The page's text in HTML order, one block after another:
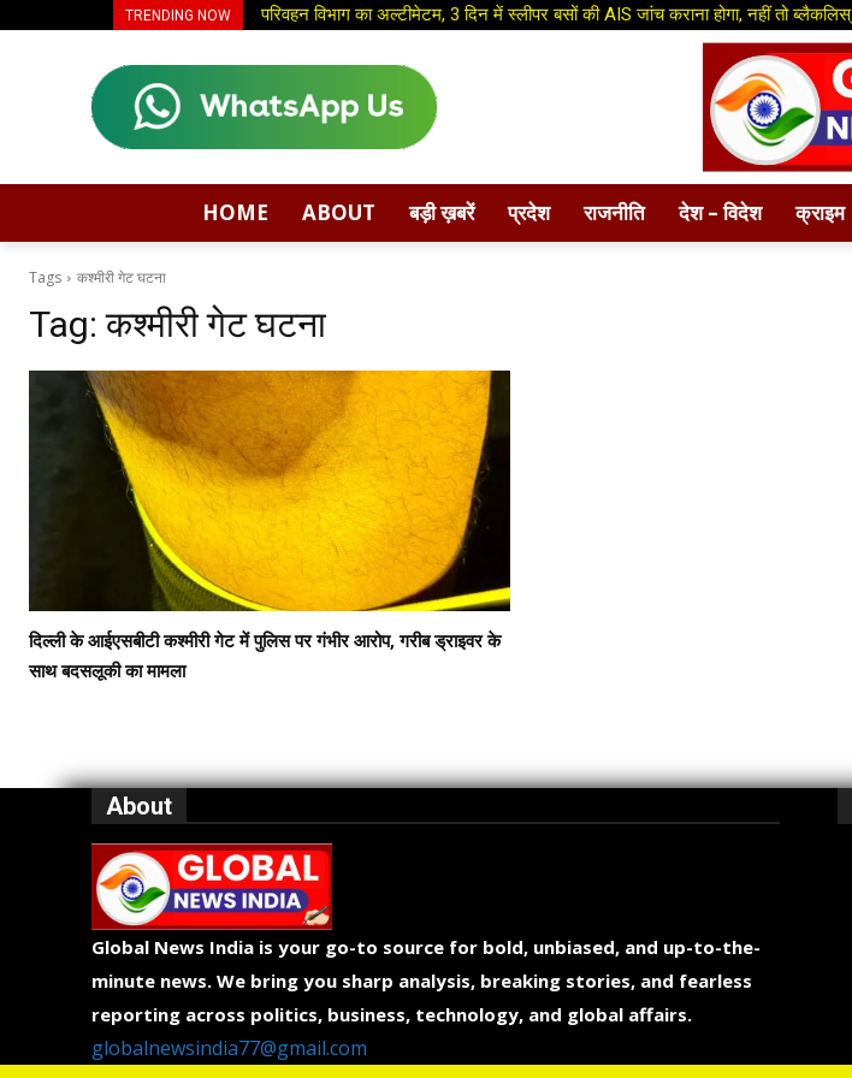
TRENDING NOW परिवहन विभाग का अल्टीमेटम, 3 दिन में स्लीपर बसों की AIS जांच कराना होगा, नहीं तो ब्लैकलिस्
HOME ABOUT बड़ी ख़बरें प्रदेश राजनीति देश – विदेश क्राइम
Tags कश्मीरी गेट घटना
Tag:कश्मीरी गेट घटना
दिल्ली के आईएसबीटी कश्मीरी गेट में पुलिस पर गंभीर आरोप, गरीब ड्राइवर के
साथ बदसलूकी का मामला
About
Global News India is your go-to source for bold, unbiased, and up-to-the-
minute news. We bring you sharp analysis, breaking stories, and fearless
reporting across politics, business, technology, and global affairs.
globalnewsindia77@gmail.com